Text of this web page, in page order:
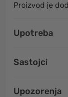
Proizvod je
Upotreba
Sastojci
Upozorenja